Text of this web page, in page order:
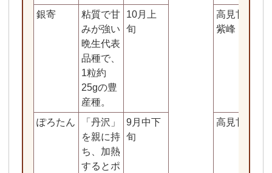
銀寄
粘質で甘
みが強い
晩生代表
品種で、
1粒約
25gの豊
産種。
10月上
旬
高見甘早生
紫峰
ぽろたん
「丹沢」
を親に持
ち、加熱
するとポ
9月中下
旬
高見甘早生